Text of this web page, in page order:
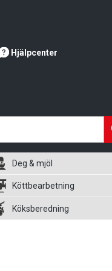
Hjälpcenter
Deg & mjöl
Köttbearbetning
Köksberedning